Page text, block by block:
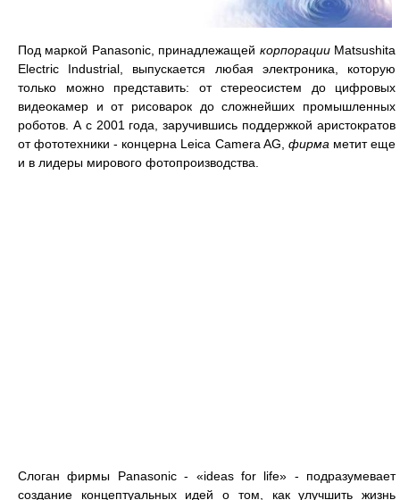
Под маркой Panasonic, принадлежащей корпорацииMatsushita
Electric Industrial, выпускается любая электроника, которую
только можно представить: от стереосистем до цифровых
видеокамер и от рисоварок до сложнейших промышленных
роботов. А с 2001 года, заручившись поддержкой аристократов
от фототехники - концерна Leica Camera AG, фирма метит еще
и в лидеры мирового фотопроизводства.
Слоган фирмы Panasonic - «ideas for life» - подразумевает
создание концептуальных идей о том, как улучшить жизнь